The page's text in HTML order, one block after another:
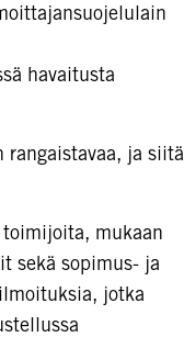
havaitusta
ja siitä
toimijoita, mukaan
sekä sopimus- ja
jotka